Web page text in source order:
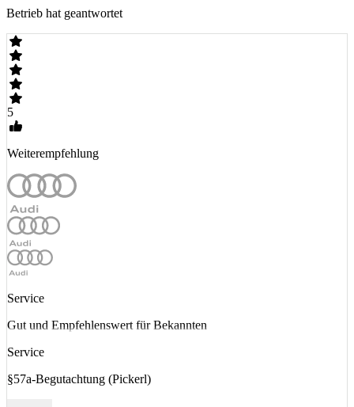
Betrieb hat geantwortet
5
Weiterempfehlung
Service
Gut und Empfehlenswert für Bekannten
Service
§57a-Begutachtung (Pickerl)